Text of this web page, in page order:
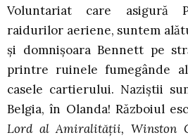
Voluntariat care asigură
raidurilor aeriene, suntem
și domnișoara Bennett pe
printre ruinele fumegânde
casele cartierului. Naziștii
Belgia, în Olanda! Războiul
Lord al Amiralității, Winston